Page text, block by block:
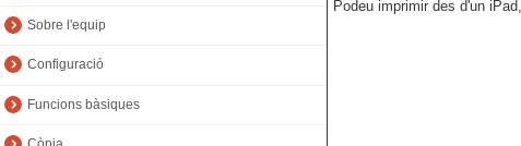
Sobre l'equip
Configuració
Funcions bàsiques
Podeu imprimir des d'un